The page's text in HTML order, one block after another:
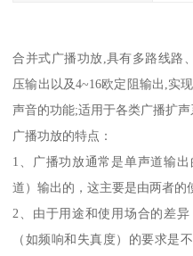
合并式广播功放,具有多路线路
压输出以及4~16欧定阻输出,实
声音的功能;适用于各类广播扩声
广播功放的特点：
1、广播功放通常是单声道输
道）输出的，这主要是由两者的
2、由于用途和使用场合的差
（如频响和失真度）的要求是